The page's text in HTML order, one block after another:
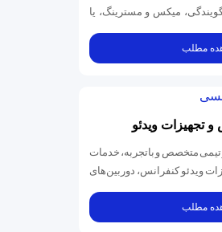
میکس و مسترینگ، یا
مطلب
و تجهیزات ویدئو
متخصص و باتجربه، خدمات
ویدئو کنفرانس، دوربین‌های
مطلب